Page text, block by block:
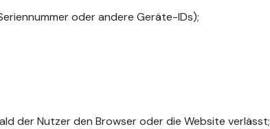
oder andere Geräte-IDs);
der Nutzer den Browser oder die Website verlässt;